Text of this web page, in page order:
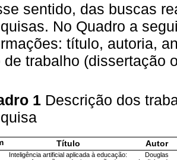
sentido, das buscas
No Quadro a
título, autoria,
de trabalho (dissertação
1 Descrição dos
Título Autor
Inteligência artificial aplicada à educação:
Douglas